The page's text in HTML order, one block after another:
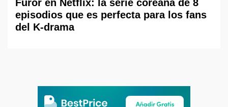
Furor en Netflix: la serie coreana de 8
episodios que es perfecta para los fans
del K-drama